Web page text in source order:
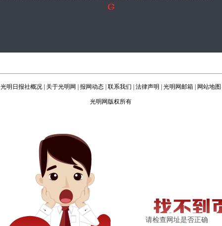
光明日报社概况 关于光明网 报网动态 联系我们 法律声明 光明网邮箱 网站地图
光明网版权所有
请检查网址是否正确